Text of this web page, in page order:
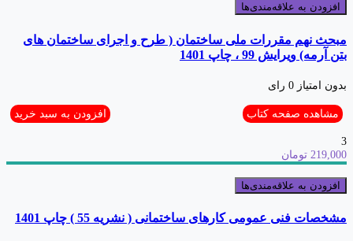
افزودن به علاقه‌مندی‌ها
مبحث نهم مقررات ملی ساختمان ( طرح و اجرای ساختمان های
بتن آرمه) ویرایش 99 ، چاپ 1401
بدون امتیاز 0 رای
مشاهده صفحه کتاب افزودن به سبد خرید
3
219,000 تومان
افزودن به علاقه‌مندی‌ها
مشخصات فنی عمومی کارهای ساختمانی ( نشریه 55 ) چاپ 1401